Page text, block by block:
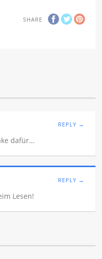
SHARE
REPLY →
dafür…
REPLY →
Lesen!